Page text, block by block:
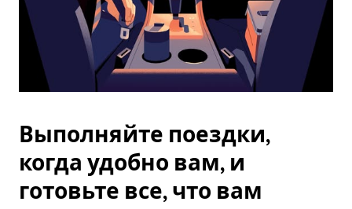
Выполняйте поездки,
когда удобно вам, и
готовьте все, что вам